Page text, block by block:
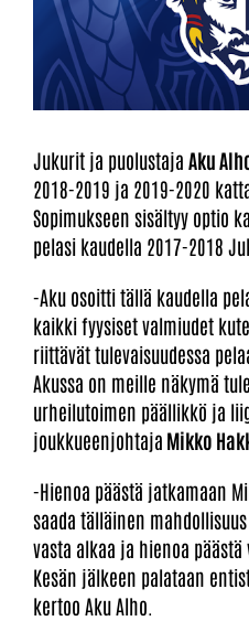
Jukurit ja puolustaja Aku
2018-2019 ja 2019-2020
Sopimukseen sisältyy optio
pelasi kaudella 2017-2018
-Aku osoitti tällä kaudella
kaikki fyysiset valmiudet
riittävät tulevaisuudessa
Akussa on meille näkymä
urheilutoimen päällikkö ja
joukkueenjohtaja Mikko
-Hienoa päästä jatkamaan
saada tälläinen
vasta alkaa ja hienoa päästä
Kesän jälkeen palataan
kertoo Aku Alho.